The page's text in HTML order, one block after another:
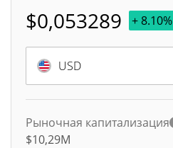
$0,053289 + 8.10%
USD
Рыночная капитализация
$10,29M